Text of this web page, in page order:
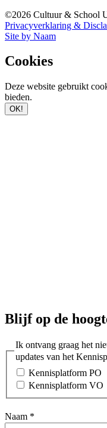
©2026 Cultuur & School
Privacyverklaring &
Site by Naam
Cookies
Deze website gebruikt
bieden.
OK!
Blijf op de
Ik ontvang graag het
updates van het
Kennisplatform PO
Kennisplatform VO
Naam *